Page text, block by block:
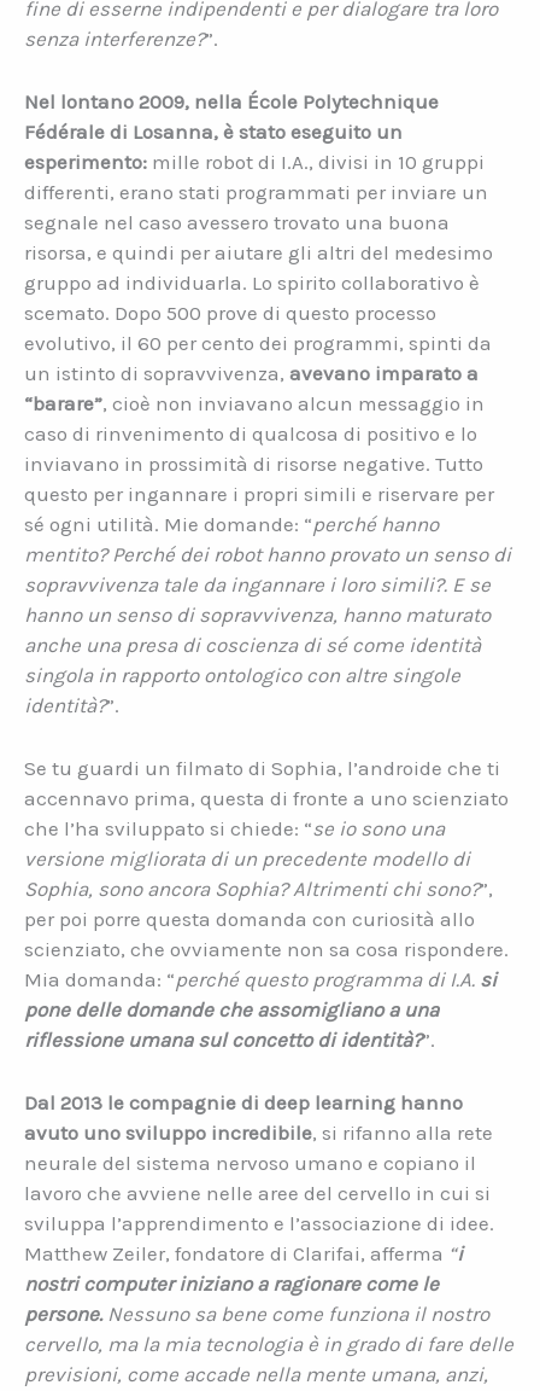
fine di esserne indipendenti e per dialogare tra loro
senza interferenze?”.
Nel lontano 2009, nella École Polytechnique
Fédérale di Losanna, è stato eseguito un
esperimento: mille robot di I.A., divisi in 10 gruppi
differenti, erano stati programmati per inviare un
segnale nel caso avessero trovato una buona
risorsa, e quindi per aiutare gli altri del medesimo
gruppo ad individuarla. Lo spirito collaborativo è
scemato. Dopo 500 prove di questo processo
evolutivo, il 60 per cento dei programmi, spinti da
un istinto di sopravvivenza, avevano imparato a
“barare”, cioè non inviavano alcun messaggio in
caso di rinvenimento di qualcosa di positivo e lo
inviavano in prossimità di risorse negative. Tutto
questo per ingannare i propri simili e riservare per
sé ogni utilità. Mie domande: “perché hanno
mentito? Perché dei robot hanno provato un senso di
sopravvivenza tale da ingannare i loro simili?. E se
hanno un senso di sopravvivenza, hanno maturato
anche una presa di coscienza di sé come identità
singola in rapporto ontologico con altre singole
identità?”.
Se tu guardi un filmato di Sophia, l’androide che ti
accennavo prima, questa di fronte a uno scienziato
che l’ha sviluppato si chiede: “se io sono una
versione migliorata di un precedente modello di
Sophia, sono ancora Sophia? Altrimenti chi sono?”,
per poi porre questa domanda con curiosità allo
scienziato, che ovviamente non sa cosa rispondere.
Mia domanda: “perché questo programma di I.A. si
pone delle domande che assomigliano a una
riflessione umana sul concetto di identità?”.
Dal 2013 le compagnie di deep learning hanno
avuto uno sviluppo incredibile, si rifanno alla rete
neurale del sistema nervoso umano e copiano il
lavoro che avviene nelle aree del cervello in cui si
sviluppa l’apprendimento e l’associazione di idee.
Matthew Zeiler, fondatore di Clarifai, afferma “i
nostri computer iniziano a ragionare come le
persone. Nessuno sa bene come funziona il nostro
cervello, ma la mia tecnologia è in grado di fare delle
previsioni, come accade nella mente umana, anzi,